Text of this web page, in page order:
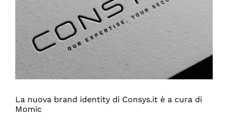
La nuova brand identity di Consys.it è a cura di
Momic